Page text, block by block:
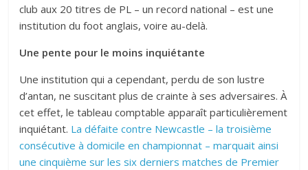
club aux 20 titres de PL – un record national – est une
institution du foot anglais, voire au-delà.
Une pente pour le moins inquiétante
Une institution qui a cependant, perdu de son lustre
d’antan, ne suscitant plus de crainte à ses adversaires. À
cet effet, le tableau comptable apparaît particulièrement
inquiétant. La défaite contre Newcastle – la troisième
consécutive à domicile en championnat – marquait ainsi
une cinquième sur les six derniers matches de Premier